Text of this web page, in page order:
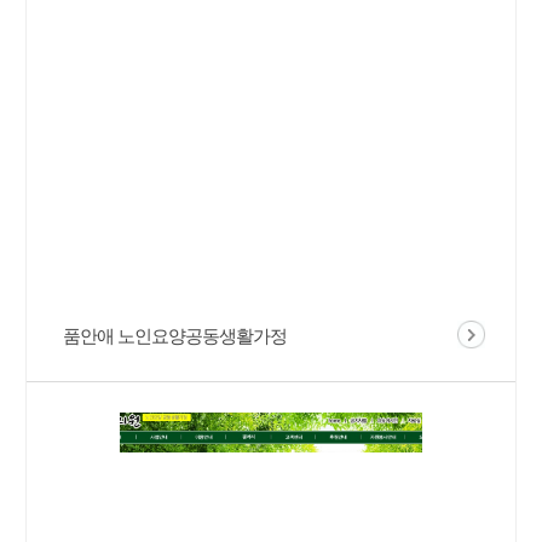
품안애 노인요양공동생활가정